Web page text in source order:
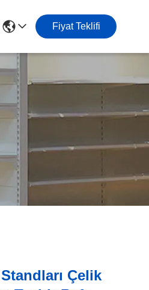
Fiyat Teklifi
Çelik